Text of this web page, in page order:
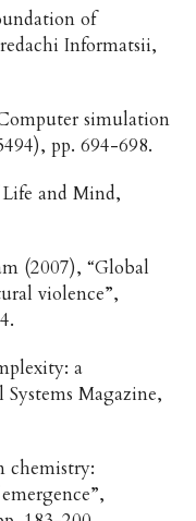
of
Informatsii,
simulation
pp. 694-698.
and Mind,
(2007), “Global
violence”,
a
Magazine,
chemistry: